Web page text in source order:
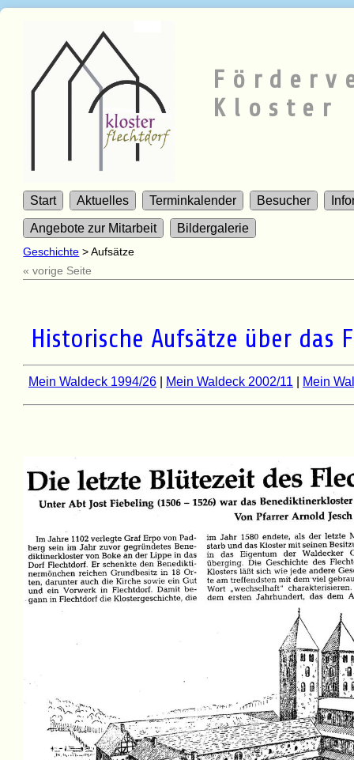
Kloster
Start Aktuelles Terminkalender Besucher
Angebote zur Mitarbeit Bildergalerie
Geschichte >Aufsätze
« vorige Seite
Historische Aufsätze über das
Mein Waldeck 1994/26 Mein Waldeck 2002/11 Mein